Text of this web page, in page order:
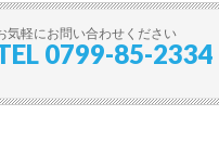
気軽にお問い合わせください
0799-85-2334